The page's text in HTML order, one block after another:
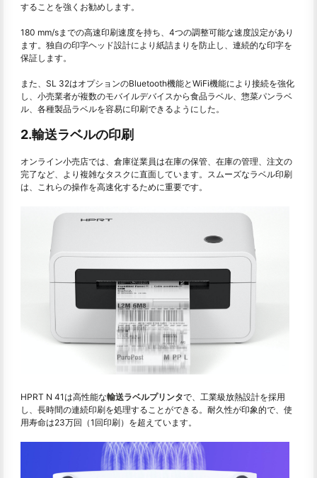
することを強くお勧めします。
180 mm/sまでの高速印刷速度を持ち、4つの調整可能な速度設定があり
ます。独自の印字ヘッド設計により紙詰まりを防止し、連続的な印字を
保証します。
また、SL 32はオプションのBluetooth機能とWiFi機能により接続を強化
し、小売業者が複数のモバイルデバイスから食品ラベル、惣菜パンラベ
ル、各種製品ラベルを容易に印刷できるようにした。
2.輸送ラベルの印刷
オンライン小売店では、倉庫従業員は在庫の保管、在庫の管理、注文の
完了など、より複雑なタスクに直面しています。スムーズなラベル印刷
は、これらの操作を高速化するために重要です。
HPRT N 41は高性能な輸送ラベルプリンタで、工業級放熱設計を採用
し、長時間の連続印刷を処理することができる。耐久性が印象的で、使
用寿命は23万回（1回印刷）を超えています。